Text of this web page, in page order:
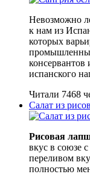
Невозможно
к нам из
которых
испанского
Читали 7468
Салат из
Рисовая
вкус в союзе
переливом
полностью